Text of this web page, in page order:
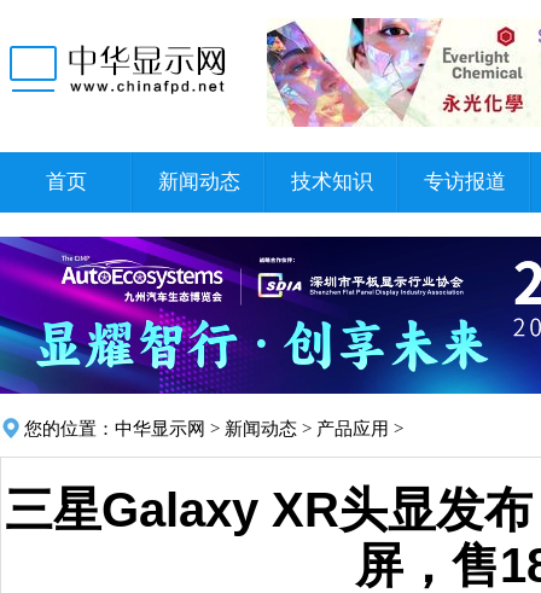
首页 新闻动态 技术知识 专访报道
您的位置： 中华显示网 > 新闻动态 > 产品应用 >
三星Galaxy XR头显发
屏，售